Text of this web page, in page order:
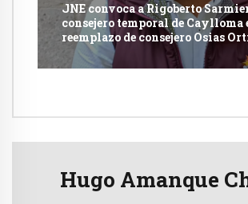
JNE convoca a Rigoberto
consejero temporal de Caylloma
reemplazo de consejero Osias
Hugo Amanque